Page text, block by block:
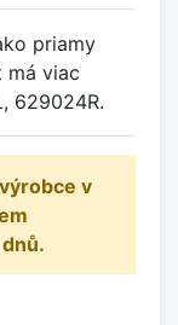
priamy
má viac
629024R.
v